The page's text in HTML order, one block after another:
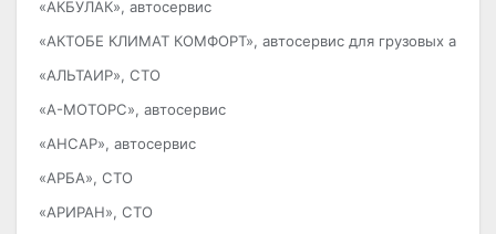
«АКБУЛАК», автосервис
«АКТОБЕ КЛИМАТ КОМФОРТ», автосервис для грузовых
«АЛЬТАИР», СТО
«А-МОТОРС», автосервис
«АНСАР», автосервис
«АРБА», СТО
«АРИРАН», СТО